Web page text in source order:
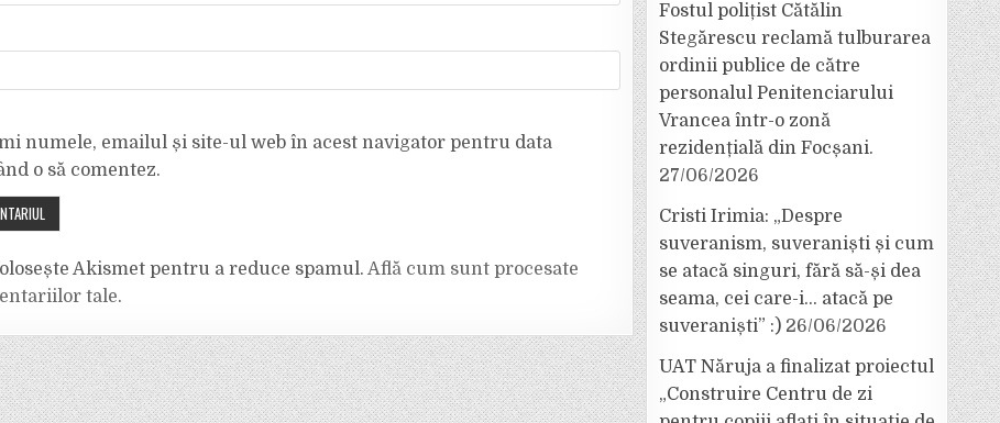
numele, emailul și site-ul web în acest navigator pentru data
o să comentez.
Akismet pentru a reduce spamul. Află cum sunt procesate
tale.
Fostul polițist Cătălin
Stegărescu reclamă tulburarea
ordinii publice de către
personalul Penitenciarului
Vrancea într-o zonă
rezidențială din Focșani.
27/06/2026
Cristi Irimia: „Despre
suveranism, suveraniști și cum
se atacă singuri, fără să-și dea
seama, cei care-i… atacă pe
suveraniști” :) 26/06/2026
UAT Năruja a finalizat proiectul
„Construire Centru de zi